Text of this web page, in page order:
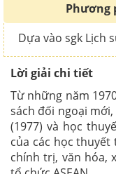
Phương
Dựa vào sgk Lịch
Lời giải chi tiết
Từ những năm
sách đối ngoại
(1977) và học
của các học
chính trị, văn hóa,